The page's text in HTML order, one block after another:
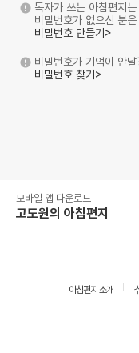
독자가 쓰는 아침편지
비밀번호가 없으신 분
비밀번호 만들기>
비밀번호가 기억이 안
비밀번호 찾기>
모바일 앱 다운로드
고도원의 아침편지
아침편지 소개